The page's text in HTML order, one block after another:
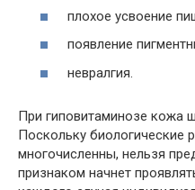
плохое усвоение
появление
невралгия.
При гиповитаминозе кожа
Поскольку биологические
многочисленны, нельзя
признаком начнет